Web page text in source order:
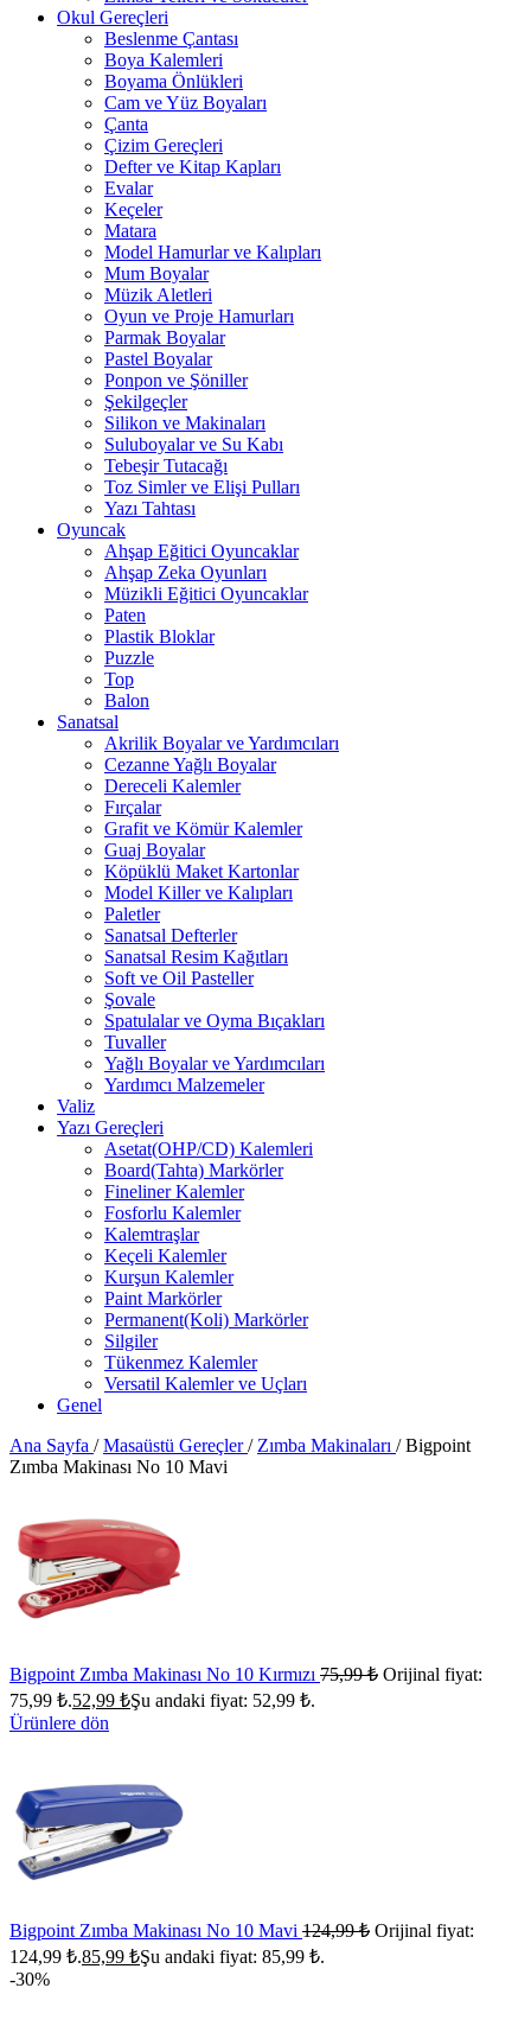
Okul Gereçleri
Beslenme Çantası
Boya Kalemleri
Boyama Önlükleri
Cam ve Yüz Boyaları
Çanta
Çizim Gereçleri
Defter ve Kitap Kapları
Evalar
Keçeler
Matara
Model Hamurlar ve Kalıpları
Mum Boyalar
Müzik Aletleri
Oyun ve Proje Hamurları
Parmak Boyalar
Pastel Boyalar
Ponpon ve Şöniller
Şekilgeçler
Silikon ve Makinaları
Suluboyalar ve Su Kabı
Tebeşir Tutacağı
Toz Simler ve Elişi Pulları
Yazı Tahtası
Oyuncak
Ahşap Eğitici Oyuncaklar
Ahşap Zeka Oyunları
Müzikli Eğitici Oyuncaklar
Paten
Plastik Bloklar
Puzzle
Top
Balon
Sanatsal
Akrilik Boyalar ve Yardımcıları
Cezanne Yağlı Boyalar
Dereceli Kalemler
Fırçalar
Grafit ve Kömür Kalemler
Guaj Boyalar
Köpüklü Maket Kartonlar
Model Killer ve Kalıpları
Paletler
Sanatsal Defterler
Sanatsal Resim Kağıtları
Soft ve Oil Pasteller
Şovale
Spatulalar ve Oyma Bıçakları
Tuvaller
Yağlı Boyalar ve Yardımcıları
Yardımcı Malzemeler
Valiz
Yazı Gereçleri
Asetat(OHP/CD) Kalemleri
Board(Tahta) Markörler
Fineliner Kalemler
Fosforlu Kalemler
Kalemtraşlar
Keçeli Kalemler
Kurşun Kalemler
Paint Markörler
Permanent(Koli) Markörler
Silgiler
Tükenmez Kalemler
Versatil Kalemler ve Uçları
Genel
Ana Sayfa / Masaüstü Gereçler/ Zımba Makinaları / Bigpoint
Zımba Makinası No 10 Mavi
Bigpoint Zımba Makinası No 10 Kırmızı 75,99₺ Orijinal fiyat:
75,99 ₺.52,99 ₺Şu andaki fiyat: 52,99 ₺.
Ürünlere dön
Bigpoint Zımba Makinası No 10 Mavi 124,99₺ Orijinal fiyat:
124,99 ₺.85,99 ₺Şu andaki fiyat: 85,99 ₺.
-30%